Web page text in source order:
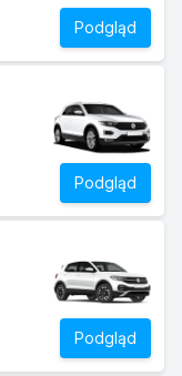
Podgląd
Podgląd
Podgląd